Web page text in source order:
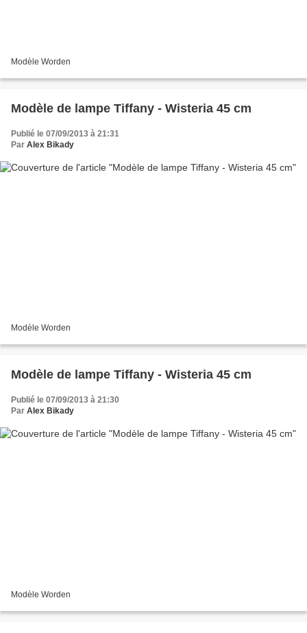
Modèle Worden
Modèle de lampe Tiffany - Wisteria 45 cm
Publié le 07/09/2013 à 21:31
Par Alex Bikady
Modèle Worden
Modèle de lampe Tiffany - Wisteria 45 cm
Publié le 07/09/2013 à 21:30
Par Alex Bikady
Modèle Worden